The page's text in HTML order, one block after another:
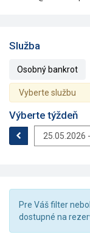
Služba
Osobný bankrot
Vyberte službu
Výberte týždeň
Pre Váš filter
dostupné na